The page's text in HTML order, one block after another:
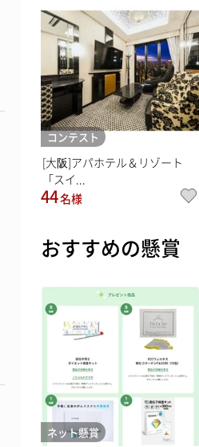
コンテスト
[大阪]アパホテル＆リゾート
「スイ...
44名様
おすすめの懸賞
ネット懸賞